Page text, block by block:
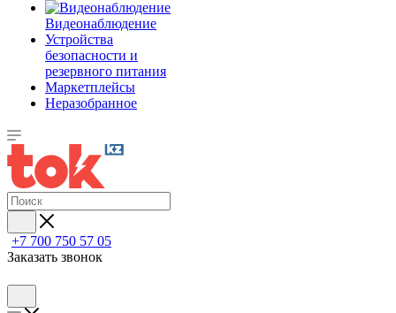
Видеонаблюдение
Устройства
безопасности и
резервного питания
Маркетплейсы
Неразобранное
+7 700 750 57 05
Заказать звонок